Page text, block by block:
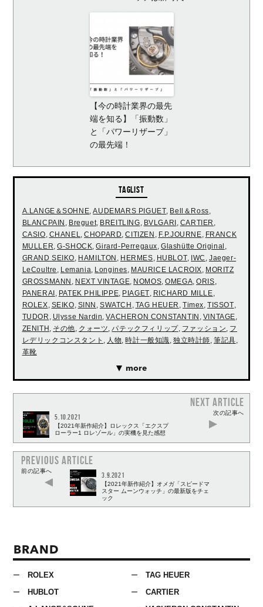
【今の時計業界の最先
端を知る】「振動数」
と「パワーリザーブ」
の最先端！
TAGLIST
A.LANGE＆SOHNE ,AUDEMARS PIGUET Bell＆Ross
BLANCPAIN
Breguet, BREITLING BVLGARI CARTIER
CASIO CHANEL ,CHOPARD ,CITIZEN F.P.JOURNE FRANCK
MULLER ,G-SHOCK ,Girard-Perregaux Glashütte Original
GRAND SEIKO HAMILTON HERMES HUBLOT IWC Jaeger-
LeCoultre
Lemania Longines MAURICE LACROIX MORITZ
GROSSMANN
NEXT VINTAGE NOMOS ,OMEGA ,ORIS
PANERAI PATEK PHILIPPE PIAGET RICHARD MILLE
ROLEX SEIKO SINN SWATCH TAG HEUER Timex TISSOT
TUDOR
Ulysse Nardin ,VACHERON CONSTANTIN VINTAGE
ZENITH その他 クォーツ ,パテックフィリップ, ファッション フ
レデリックコンスタント
人物 ,時計一般知識 独立時計師 筆記具
革靴
more
NEXT ARTICLE
次の記事へ
5.10.2021
【2021年新作紹介】ロレックス「エクスプ
ローラー1 ロレゾール」の実機を見た感想
PREVIOUS ARTICLE
前の記事へ
3.9.2021
【2021年新作紹介】オメガ「スピードマ
スター ムーンウォッチ」の最新版をチェ
ック
BRAND
ROLEX
TAG HEUER
HUBLOT
CARTIER